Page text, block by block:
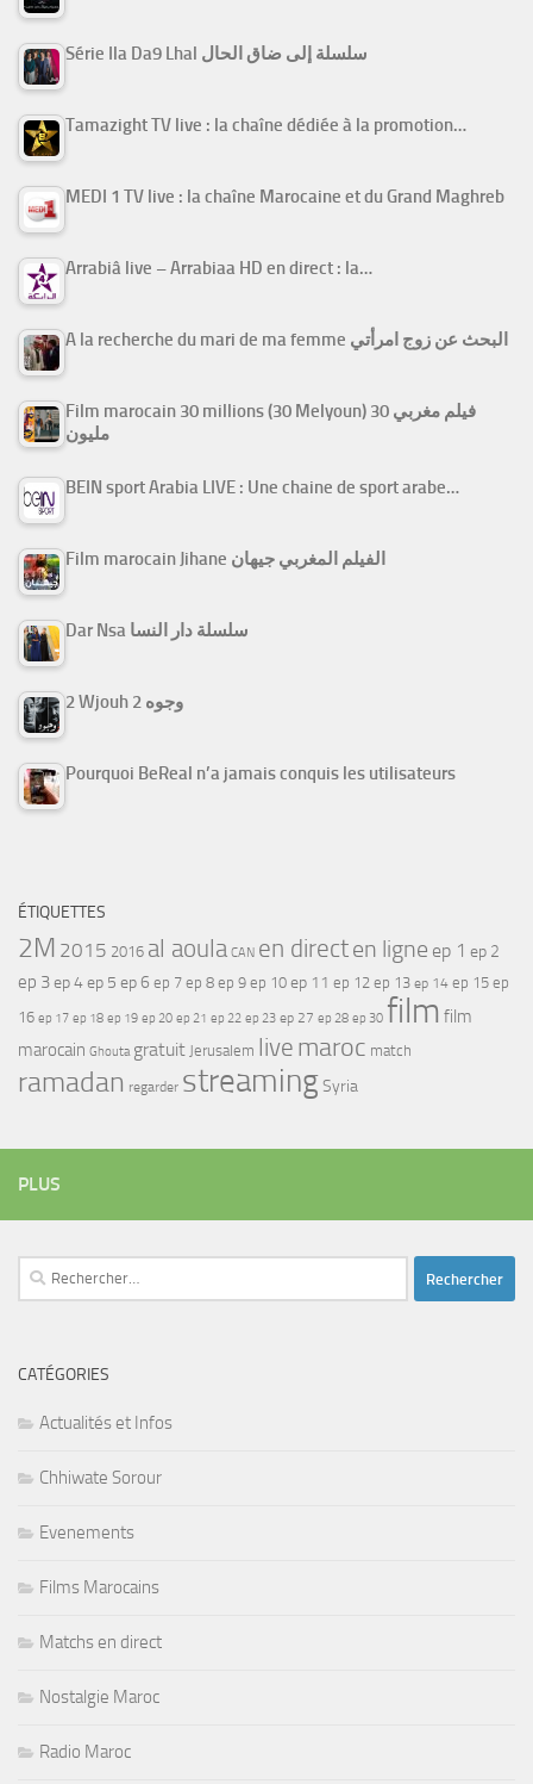
Série Ila Da9 Lhal سلسلة إلى ضاق الحال
Tamazight TV live : la chaîne dédiée à la promotion…
MEDI 1 TV live : la chaîne Marocaine et du Grand Maghreb
Arrabiâ live – Arrabiaa HD en direct : la…
A la recherche du mari de ma femme البحث عن زوج امرأتي
Film marocain 30 millions (30 Melyoun) فيلم مغربي 30
مليون
BEIN sport Arabia LIVE : Une chaine de sport arabe…
Film marocain Jihane الفيلم المغربي جيهان
Dar Nsa سلسلة دار النسا
2 Wjouh 2 وجوه
Pourquoi BeReal n’a jamais conquis les utilisateurs
ÉTIQUETTES
2M 2015 2016 al aoula CAN en directen ligne ep 1 ep 2
ep 3ep 4ep 5 ep 6 ep 7 ep 8 ep 9 ep 10 ep 11 ep 12 ep 13 ep 14 ep 15 ep
16 ep 17 ep 18 ep 19 ep 20 ep 21 ep 22 ep 23 ep 27 ep 28 ep 30 film film
marocain Ghouta gratuit Jerusalem live maroc match
ramadan regarder streamingSyria
PLUS
Rechercher :
CATÉGORIES
Actualités et Infos
Chhiwate Sorour
Evenements
Films Marocains
Matchs en direct
Nostalgie Maroc
Radio Maroc